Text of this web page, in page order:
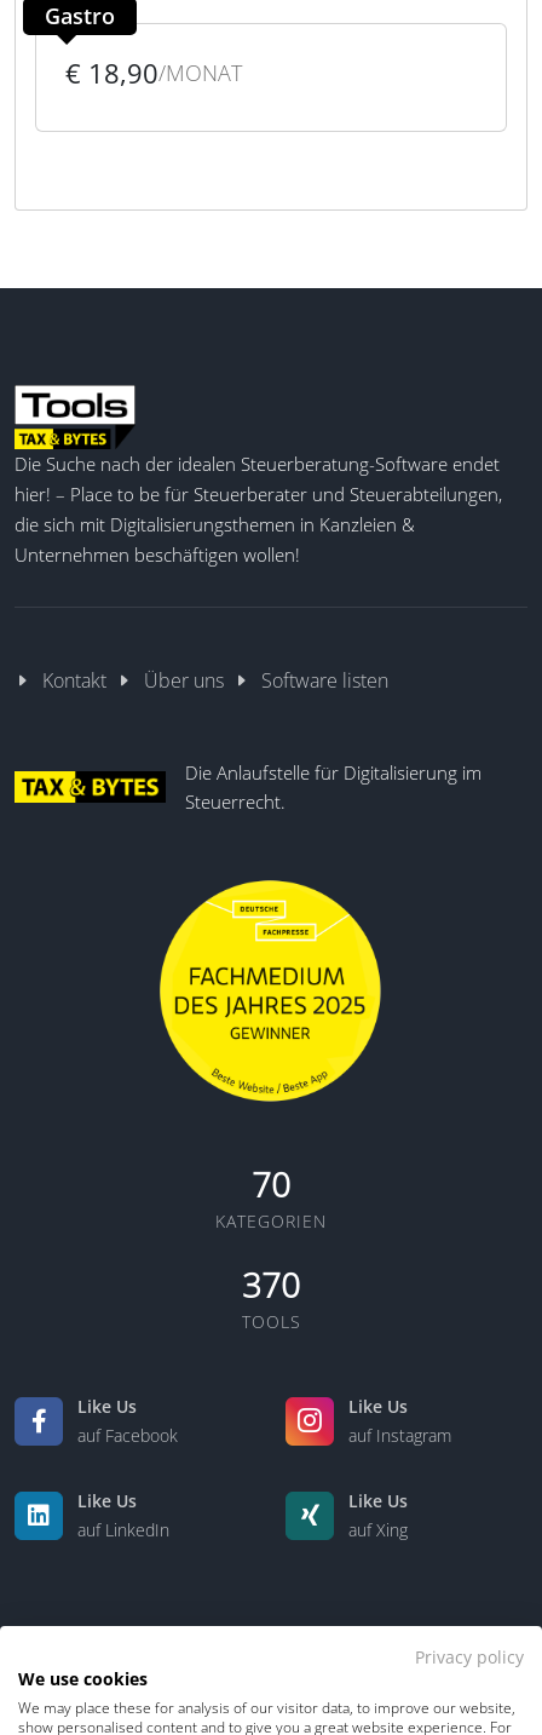
Gastro
€ 18,90/MONAT
Die Suche nach der idealen Steuerberatung-Software endet
hier! – Place to be für Steuerberater und Steuerabteilungen,
die sich mit Digitalisierungsthemen in Kanzleien &
Unternehmen beschäftigen wollen!
Kontakt Über uns Software listen
Die Anlaufstelle für Digitalisierung im
Steuerrecht.
70
KATEGORIEN
370
TOOLS
Like Us
auf Facebook
Like Us
auf Instagram
Like Us
auf LinkedIn
Like Us
auf Xing
Kontakt Über uns
Privacy policy
We use cookies
We may place these for analysis of our visitor data, to improve our website,
show personalised content and to give you a great website experience. For